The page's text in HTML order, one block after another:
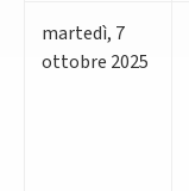
martedì, 7
ottobre 2025